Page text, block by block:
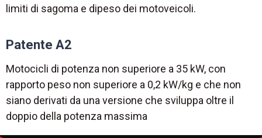
limiti di sagoma e dipeso dei motoveicoli.
Patente A2
Motocicli di potenza non superiore a 35 kW, con
rapporto peso non superiore a 0,2 kW/kg e che non
siano derivati da una versione che sviluppa oltre il
doppio della potenza massima